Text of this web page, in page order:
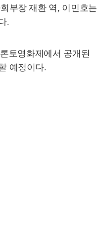
부장 재환 역, 이민호는
.
토영화제에서 공개된
예정이다.